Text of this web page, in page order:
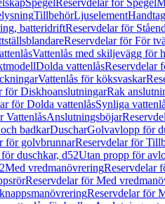
SpegelReservdelar för Spegel
TillbehörLjuselementHandtag
batteridriftReservdelar för
Reservdelar för För
Vattenlås med skiljevägg för
Dolda vattenlåsReservdelar
Vattenlås för köksvaskar
för DiskhoanslutningarRak
för Dolda vattenlåsSynliga
VattenlåsAnslutningsböjar
badkarDuscharGolvavlopp för
för golvbrunnarReservdelar för
duschkar, d52Utan propp för
Med vredmanövreringReservdelar
Reservdelar för Med
Reservdelar för